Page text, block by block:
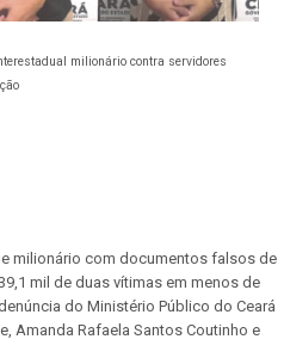
milionário contra servidores
milionário com documentos falsos de
mil de duas vítimas em menos de
do Ministério Público do Ceará
Amanda Rafaela Santos Coutinho e